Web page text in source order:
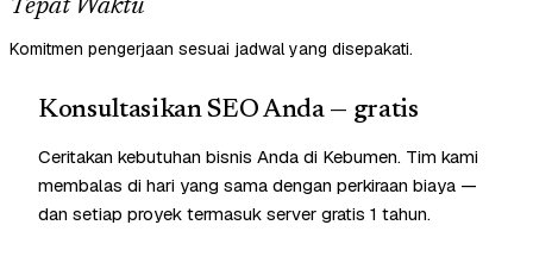
Tepat Waktu
Komitmen pengerjaan sesuai jadwal yang disepakati.
Konsultasikan SEO Anda — gratis
Ceritakan kebutuhan bisnis Anda di Kebumen. Tim kami
membalas di hari yang sama dengan perkiraan biaya —
dan setiap proyek termasuk server gratis 1 tahun.